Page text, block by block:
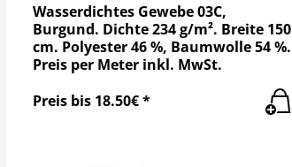
Wasserdichtes Gewebe 03C,
Burgund. Dichte 234 g/m². Breite 150
cm. Polyester 46 %, Baumwolle 54 %.
Preis per Meter inkl. MwSt.
Preis bis 18.50€ *